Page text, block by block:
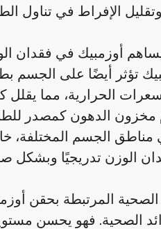
أوزمبيك في فقدان
تؤثر أيضًا على الجسم
الحرارية، مما يقلل
مخزون الدهون كمصدر
مناطق الجسم المختلفة،
الصحية المرتبطة بحقن
الصحية. فهو يحسن